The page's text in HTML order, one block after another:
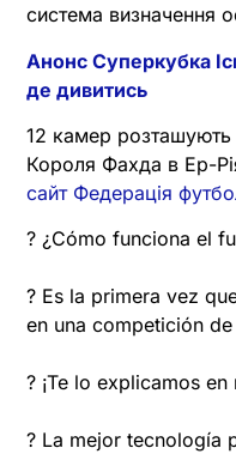
система визначення
Анонс Суперкубка
де дивитись
12 камер розташують
Короля Фахда в Ер-
сайт Федерація
? ¿Cómo funciona el
? Es la primera vez
en una competición de
? ¡Te lo explicamos en
? La mejor tecnología